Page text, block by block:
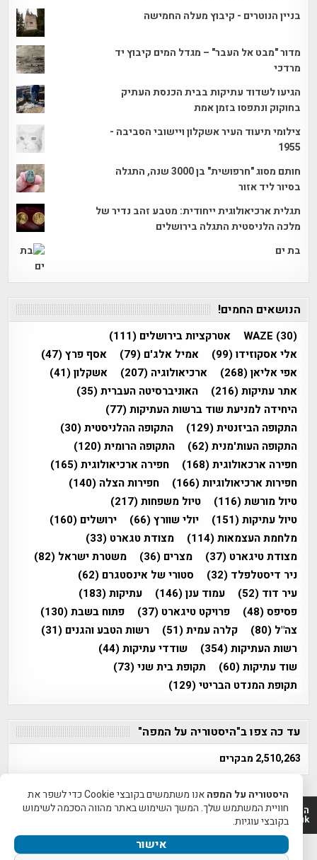
בניין הנוטרים - קיבוץ מעלה החמישה
מדור "מבט אל העבר" – מגדל המים קיבוץ יד
מרדכי
הגיעו לשדוד עתיקות בבית הכנסת העתיק
בחוקוק ונתפסו בזמן אמת
צילומי תיעוד העיר אשקלון ויישובי הסביבה -
1955
חותם מסוג "חרפושית" בן 3000 שנה, התגלה
בסיור ליד אזור
תגלית ארכיאולוגית ייחודית: מטבע זהב נדיר של
מלכה הלניסטית התגלה בירושלים
בת ים
הנושאים החמים!
WAZE (30) אטרקציות בירושלים (111)
אלי אסקוזידו(99) אמיל אלג'ם (79) אסף פרץ(47)
אפי אליאן(268) ארכיאולוגיה (207) אשקלון(41)
אתר עתיקות(216) האוניברסיטה העברית(35)
היחידה למניעת שוד ברשות העתיקות(77)
התקופה הביזנטית(129) התקופה ההלניסטית(30)
התקופה העות'מנית(62) התקופה הרומית(120)
חפירה ארכאולוגית(168) חפירה ארכיאולוגית(165)
חפירות ארכיאולוגיות(166) חפירות הצלה (140)
טיול מורשת(116) טיול משפחות(217)
טיול עתיקות(151) יולי שוורץ(66) ירושלים (160)
מלחמת העצמאות(114) מצודת טגארט (33)
מצודת טיגארט (37) מצרים (36) משטרת ישראל (82)
ניר דיסטלפלד (32) סטורי של אינסטגרם (62)
עיר דוד (52) עמוד ענן(146) עתיקות(183)
פסיפס(48) פרויקט טיגארט (37) פתוח בשבת(130)
צה"ל (80) קלרה עמית(51) רשות הטבע והגנים (31)
רשות העתיקות(354) שודדי עתיקות(44)
שוד עתיקות(60) תקופת בית שני(73)
תקופת המנדט הבריטי(129)
עד כה צפו ב"היסטוריה על המפה"
2,510,263 מבקרים
היסטוריה על המפה 2011-2026 | פרוייקט טיגארט 2012-2026|
www.mapah.co.il | www.tegart.uk
היסטוריה על המפה
אנו משתמשים בקובצי Cookie כדי לשפר את
חוויית המשתמש שלך. המשך השימוש באתר מהווה הסכמה לשימוש
בקובצי עוגיות.
אישור